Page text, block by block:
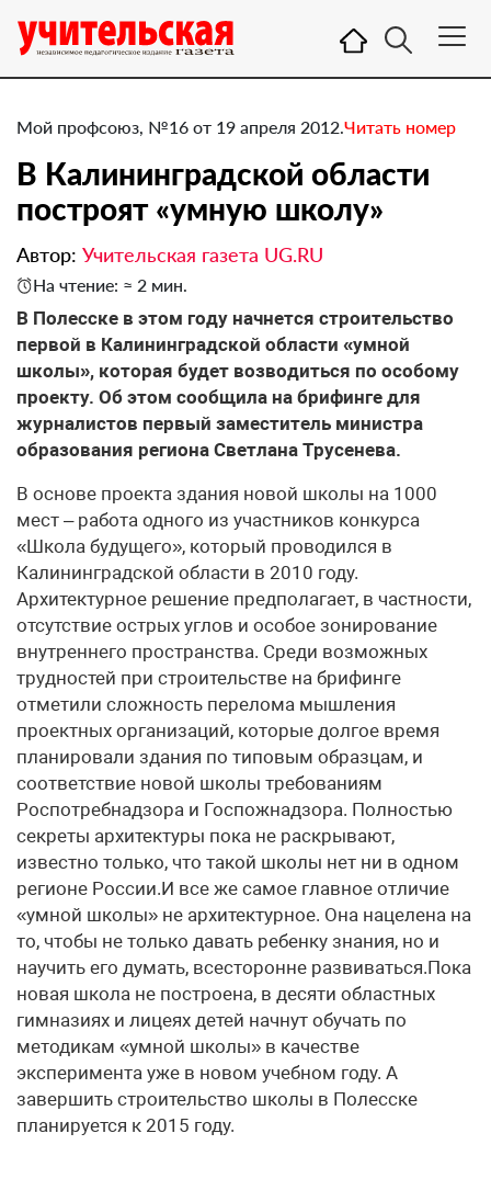
Мой профсоюз, №16 от 19 апреля 2012.Читать номер
​В Калининградской области
построят «умную школу»
Автор: Учительская газета UG.RU
На чтение: ≈ 2 мин.
В Полесске в этом году начнется строительство
первой в Калининградской области «умной
школы», которая будет возводиться по особому
проекту. Об этом сообщила на брифинге для
журналистов первый заместитель министра
образования региона Светлана Трусенева.
В основе проекта здания новой школы на 1000
мест – работа одного из участников конкурса
«Школа будущего», который проводился в
Калининградской области в 2010 году.
Архитектурное решение предполагает, в частности,
отсутствие острых углов и особое зонирование
внутреннего пространства. Среди возможных
трудностей при строительстве на брифинге
отметили сложность перелома мышления
проектных организаций, которые долгое время
планировали здания по типовым образцам, и
соответствие новой школы требованиям
Роспотребнадзора и Госпожнадзора. Полностью
секреты архитектуры пока не раскрывают,
известно только, что такой школы нет ни в одном
регионе России.И все же самое главное отличие
«умной школы» не архитектурное. Она нацелена на
то, чтобы не только давать ребенку знания, но и
научить его думать, всесторонне развиваться.Пока
новая школа не построена, в десяти областных
гимназиях и лицеях детей начнут обучать по
методикам «умной школы» в качестве
эксперимента уже в новом учебном году. А
завершить строительство школы в Полесске
планируется к 2015 году.